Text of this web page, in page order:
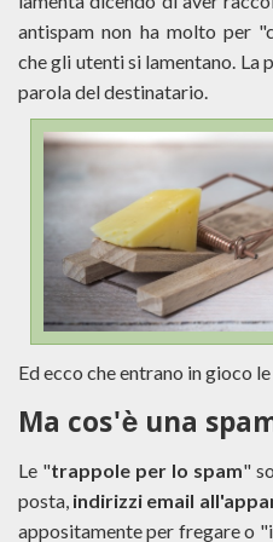
antispam non ha molto per
che gli utenti si lamentano.
parola del destinatario.
Ed ecco che entrano in gioco
Ma cos'è una
Le "trappole per lo spam"
posta, indirizzi email
appositamente per fregare o